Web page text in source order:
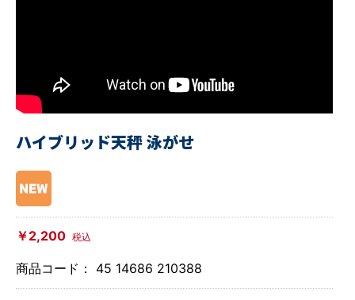
ハイブリッド天秤 泳がせ
￥2,200 税込
商品コード： 45 14686 210388